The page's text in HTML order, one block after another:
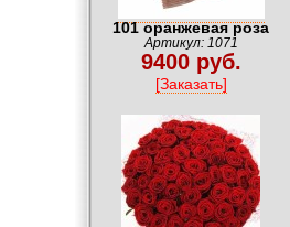
101 оранжевая роза
Артикул: 1071
9400 руб.
[Заказать]